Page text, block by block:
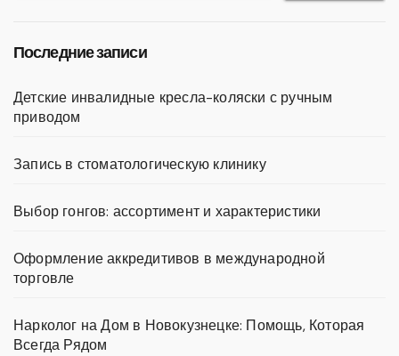
Последние записи
Детские инвалидные кресла-коляски с ручным
приводом
Запись в стоматологическую клинику
Выбор гонгов: ассортимент и характеристики
Оформление аккредитивов в международной
торговле
Нарколог на Дом в Новокузнецке: Помощь, Которая
Всегда Рядом